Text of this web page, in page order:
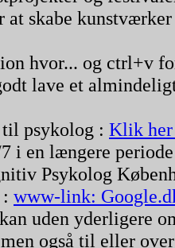
at skabe
hvor... og ctrl+v
lave et
psykolog : Klik her
i en længere
Psykolog
www-link:
uden yderligere
også til eller